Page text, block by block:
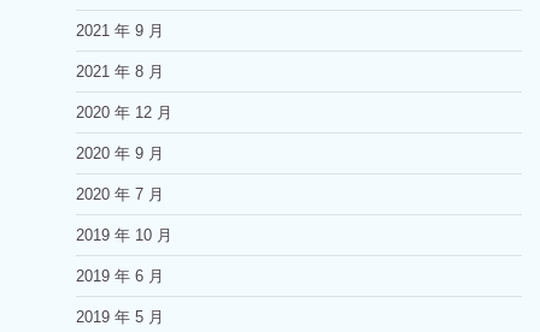
2021 年 9 月
2021 年 8 月
2020 年 12 月
2020 年 9 月
2020 年 7 月
2019 年 10 月
2019 年 6 月
2019 年 5 月